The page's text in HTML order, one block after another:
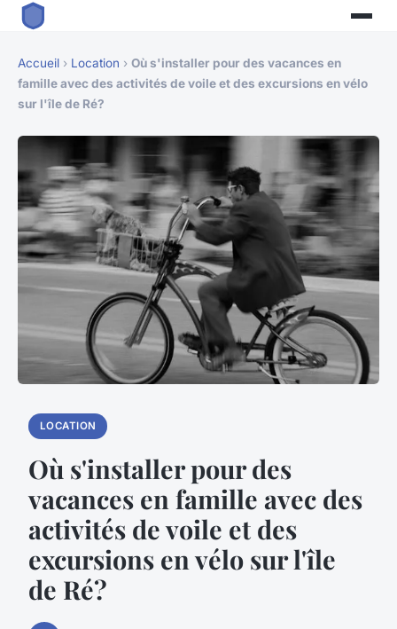
Accueil › Location › Où s'installer pour des vacances en
famille avec des activités de voile et des excursions en vélo
sur l'île de Ré?
LOCATION
Où s'installer pour des
vacances en famille avec des
activités de voile et des
excursions en vélo sur l'île
de Ré?